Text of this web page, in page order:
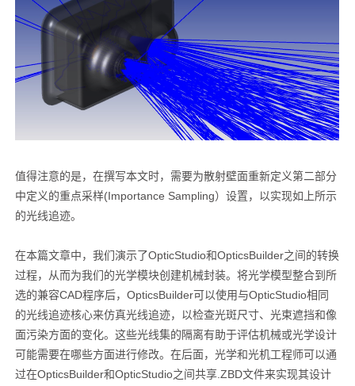
值得注意的是，在撰写本文时，需要为散射壁面重新定义第二部分
中定义的重点采样(Importance Sampling）设置，以实现如上所示
的光线追迹。
在本篇文章中，我们演示了OpticStudio和OpticsBuilder之间的转换
过程，从而为我们的光学模块创建机械封装。将光学模型整合到所
选的兼容CAD程序后，OpticsBuilder可以使用与OpticStudio相同
的光线追迹核心来仿真光线追迹，以检查光斑尺寸、光束遮挡和像
面污染方面的变化。这些光线集的隔离有助于评估机械或光学设计
可能需要在哪些方面进行修改。在后面，光学和光机工程师可以通
过在OpticsBuilder和OpticStudio之间共享.ZBD文件来实现其设计